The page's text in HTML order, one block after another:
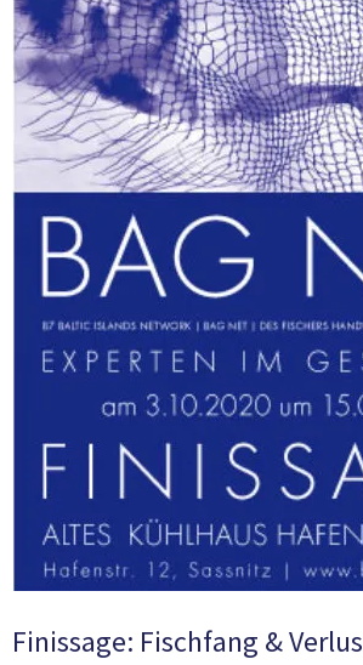
Finissage: Fischfang &